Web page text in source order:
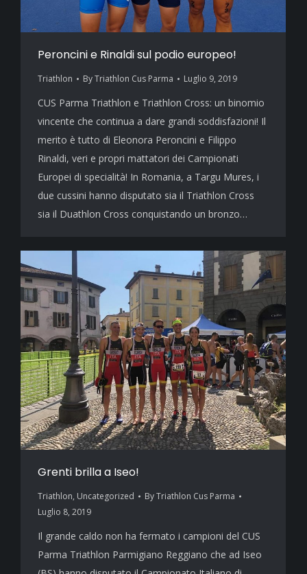
Peroncini e Rinaldi sul podio europeo!
Triathlon ByTriathlon Cus Parma Luglio 9, 2019
CUS Parma Triathlon e Triathlon Cross: un binomio
vincente che continua a dare grandi soddisfazioni! Il
merito è tutto di Eleonora Peroncini e Filippo
Rinaldi, veri e propri mattatori dei Campionati
Europei di specialità! In Romania, a Targu Mures, i
due cussini hanno disputato sia il Triathlon Cross
sia il Duathlon Cross conquistando un bronzo…
Grenti brilla a Iseo!
Triathlon, Uncategorized ByTriathlon Cus Parma
Luglio 8, 2019
Il grande caldo non ha fermato i campioni del CUS
Parma Triathlon Parmigiano Reggiano che ad Iseo